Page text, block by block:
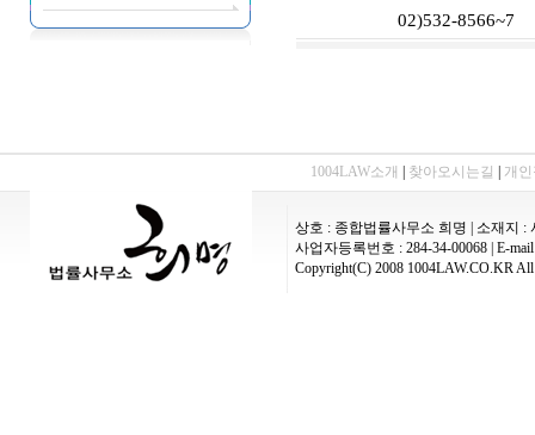
02)532-8566~7
1004LAW소개 찾아오시는길 개
상호 : 종합법률사무소 희명 | 소재지 :
사업자등록번호 : 284-34-00068 | E-
Copyright(C) 2008 1004LAW.CO.KR All